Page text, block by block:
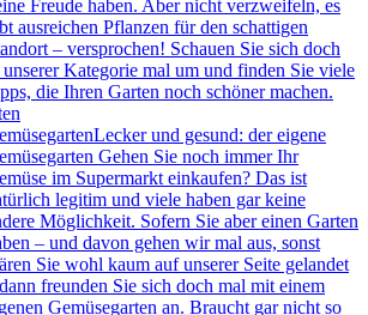
Freude haben. Aber nicht verzweifeln, es
ausreichen Pflanzen für den schattigen
– versprochen! Schauen Sie sich doch
Kategorie mal um und finden Sie viele
die Ihren Garten noch schöner machen.
Lecker und gesund: der eigene
Gehen Sie noch immer Ihr
im Supermarkt einkaufen? Das ist
legitim und viele haben gar keine
Möglichkeit. Sofern Sie aber einen Garten
– und davon gehen wir mal aus, sonst
Sie wohl kaum auf unserer Seite gelandet
freunden Sie sich doch mal mit einem
Gemüsegarten an. Braucht gar nicht so